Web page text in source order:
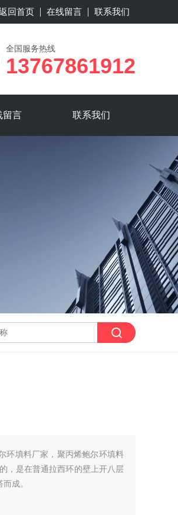
回首页 在线留言 联系我们
全国服务热线
13767861912
留言 联系我们
环填料厂家，聚丙烯鲍尔环填料
，是在普通拉西环的壁上开八层
成。